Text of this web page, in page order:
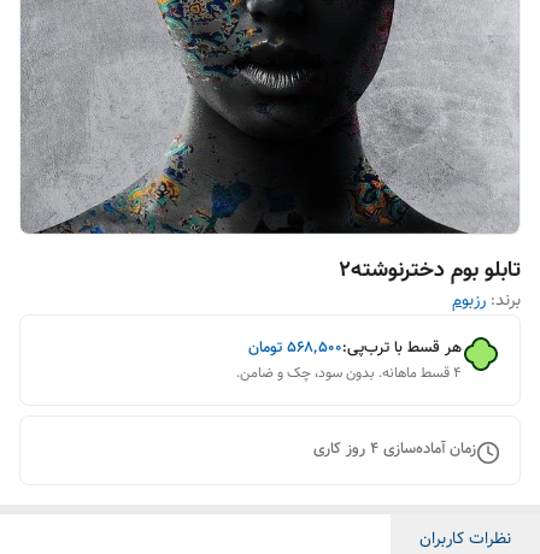
تابلو بوم دخترنوشته۲
برند: رزبوم
هر قسط با ترب‌پی:۵۶۸٬۵۰۰تومان
۴ قسط ماهانه. بدون سود، چک و ضامن.
زمان آماده‌سازی4روز کاری
نظرات کاربران